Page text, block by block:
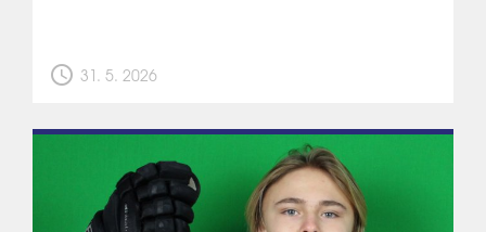
schedule 31. 5. 2026